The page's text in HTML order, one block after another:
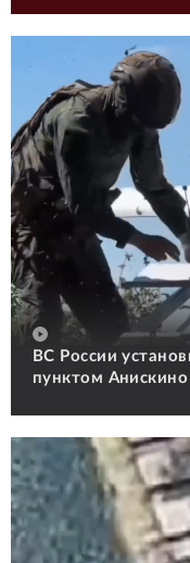
ВС России
пунктом